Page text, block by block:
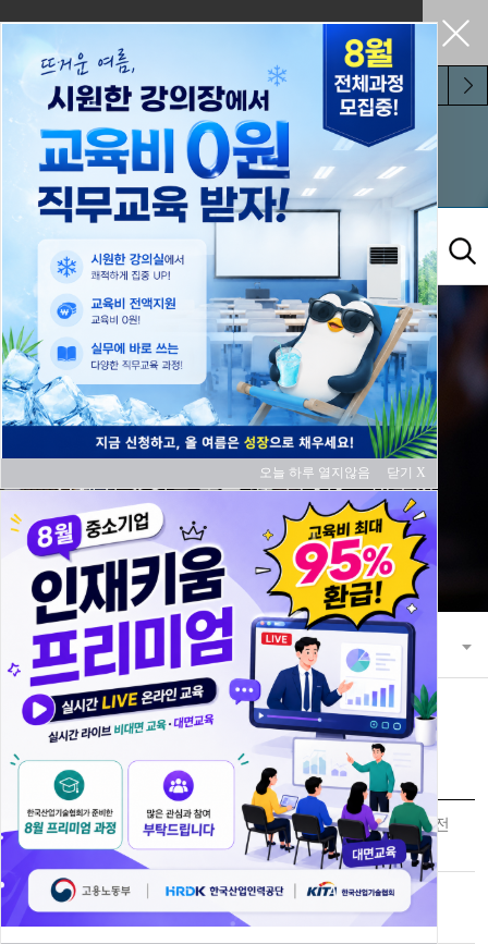
펼쳐두기
교육과정
21세기 초일류 꿈을 키워 나가는 한국산
업기술협회
교육과정 교육 과정 안내
교육신청
과정명
영업분석을 통한 매출 증대 및 사업화 전
략
교육 대상 중소기업
오늘 하루 열지않음 닫기 X